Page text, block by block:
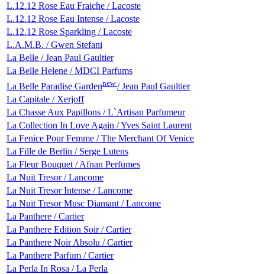
L.12.12 Rose Eau Fraiche / Lacoste
L.12.12 Rose Eau Intense / Lacoste
L.12.12 Rose Sparkling / Lacoste
L.A.M.B. / Gwen Stefani
La Belle / Jean Paul Gaultier
La Belle Helene / MDCI Parfums
La Belle Paradise Gardennew/ Jean Paul Gaultier
La Capitale / Xerjoff
La Chasse Aux Papillons / L`Artisan Parfumeur
La Collection In Love Again / Yves Saint Laurent
La Fenice Pour Femme / The Merchant Of Venice
La Fille de Berlin / Serge Lutens
La Fleur Bouquet / Afnan Perfumes
La Nuit Tresor / Lancome
La Nuit Tresor Intense / Lancome
La Nuit Tresor Musc Diamant / Lancome
La Panthere / Cartier
La Panthere Edition Soir / Cartier
La Panthere Noir Absolu / Cartier
La Panthere Parfum / Cartier
La Perla In Rosa / La Perla